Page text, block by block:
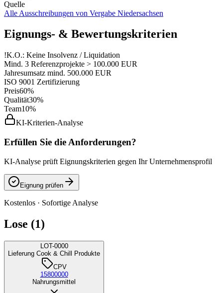
Quelle
Alle Ausschreibungen von Vergabe Niedersachsen
Eignungs- & Bewertungskriterien
!K.O.: Keine Insolvenz / Liquidation
Mind. 3 Referenzprojekte > 100.000 EUR
Jahresumsatz mind. 500.000 EUR
ISO 9001 Zertifizierung
Preis60%
Qualität30%
Team10%
KI-Kriterien-Analyse
Erfüllen Sie die Anforderungen?
KI-Analyse prüft Eignungskriterien gegen Ihr Unternehmensprofil
Eignung prüfen
Kostenlos · Sofortige Analyse
Lose (1)
LOT-0000
Lieferung Cook & Chill Produkte
CPV
15800000
Nahrungsmittel